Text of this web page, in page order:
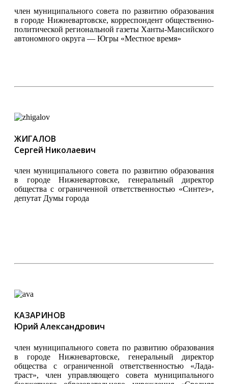
член муниципального совета по развитию образования
в городе Нижневартовске, корреспондент общественно-
политической региональной газеты Ханты-Мансийского
автономного округа — Югры «Местное время»
ЖИГАЛОВ
Сергей Николаевич
член муниципального совета по развитию образования
в городе Нижневартовске, генеральный директор
общества с ограниченной ответственностью «Синтез»,
депутат Думы города
КАЗАРИНОВ
Юрий Александрович
член муниципального совета по развитию образования
в городе Нижневартовске, генеральный директор
общества с ограниченной ответственностью «Лада-
траст», член управляющего совета муниципального